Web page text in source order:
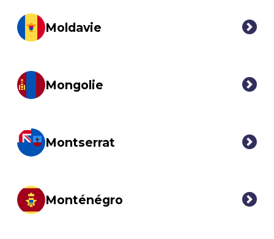
Moldavie
Mongolie
Montserrat
Monténégro